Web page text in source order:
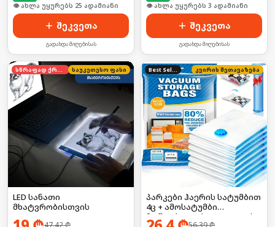
🛒 ბოლო 24სთ-ში იყიდა 39-მა
შეკვეთა
გადახდა მიღებისას
🛒 ბოლო 24სთ-ში იყიდა 4-მა
შეკვეთა
გადახდა მიღებისას
საუკეთესო ფასი
LED სანათი
მხატვრობისთვის
47.42₾
კვირის შეთავაზება
პარკები ჰაერის სატუმბით
4ც + ამოსატუმბი
მოწყობილობა, ადგილის
56.39₾